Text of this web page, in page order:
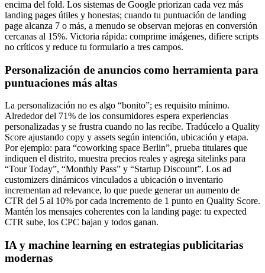
encima del fold. Los sistemas de Google priorizan cada vez más
landing pages útiles y honestas; cuando tu puntuación de landing
page alcanza 7 o más, a menudo se observan mejoras en conversión
cercanas al 15%. Victoria rápida: comprime imágenes, difiere scripts
no críticos y reduce tu formulario a tres campos.
Personalización de anuncios como herramienta para
puntuaciones más altas
La personalización no es algo “bonito”; es requisito mínimo.
Alrededor del 71% de los consumidores espera experiencias
personalizadas y se frustra cuando no las recibe. Tradúcelo a Quality
Score ajustando copy y assets según intención, ubicación y etapa.
Por ejemplo: para “coworking space Berlin”, prueba titulares que
indiquen el distrito, muestra precios reales y agrega sitelinks para
“Tour Today”, “Monthly Pass” y “Startup Discount”. Los ad
customizers dinámicos vinculados a ubicación o inventario
incrementan ad relevance, lo que puede generar un aumento de
CTR del 5 al 10% por cada incremento de 1 punto en Quality Score.
Mantén los mensajes coherentes con la landing page: tu expected
CTR sube, los CPC bajan y todos ganan.
IA y machine learning en estrategias publicitarias
modernas